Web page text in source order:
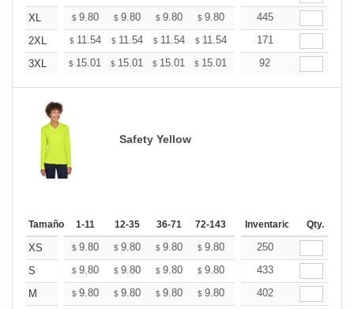
XL
$ 9.80 $ 9.80 $ 9.80 $ 9.80 9.80
445
2XL
$ 11.54 $ 11.54 $ 11.54 $ 11.54 11.54
171
3XL
$ 15.01 $ 15.01 $ 15.01 $ 15.01 15.01
92
Safety Yellow
Tamaño 1-11 12-35 36-71 72-143 144-287 288 +
Inventario Qty.
XS $ 9.80 $ 9.80 $ 9.80 $ 9.80 9.80
250
S
$ 9.80 $ 9.80 $ 9.80 $ 9.80 9.80
433
M
$ 9.80 $ 9.80 $ 9.80 $ 9.80 9.80
402